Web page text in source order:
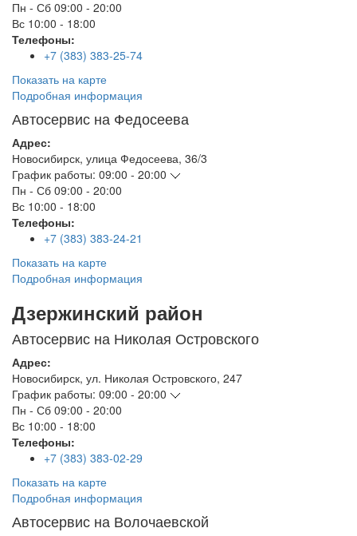
Пн - Сб 09:00 - 20:00
Вс 10:00 - 18:00
Телефоны:
+7 (383) 383-25-74
Показать на карте
Подробная информация
Автосервис на Федосеева
Адрес:
Новосибирск, улица Федосеева, 36/3
График работы: 09:00 - 20:00
Пн - Сб 09:00 - 20:00
Вс 10:00 - 18:00
Телефоны:
+7 (383) 383-24-21
Показать на карте
Подробная информация
Дзержинский район
Автосервис на Николая Островского
Адрес:
Новосибирск, ул. Николая Островского, 247
График работы: 09:00 - 20:00
Пн - Сб 09:00 - 20:00
Вс 10:00 - 18:00
Телефоны:
+7 (383) 383-02-29
Показать на карте
Подробная информация
Автосервис на Волочаевской